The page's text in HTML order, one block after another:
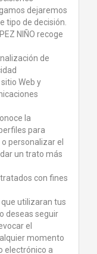
dejaremos
tipo de decisión.
NIÑO recoge
de
Web y
la
para
personalizar el
un trato más
con fines
utilizaran tus
deseas seguir
el
momento
electrónico a